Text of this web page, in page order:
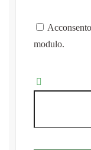
modulo.